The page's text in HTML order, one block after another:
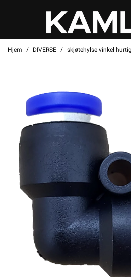
Hjem DIVERSE skjøtehylse vinkel